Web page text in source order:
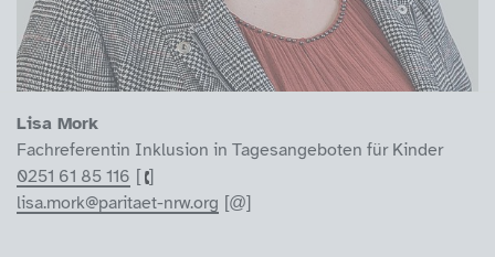
Lisa Mork
Fachreferentin Inklusion in Tagesangeboten für Kinder
0251 61 85 116
lisa.mork@paritaet-nrw.org